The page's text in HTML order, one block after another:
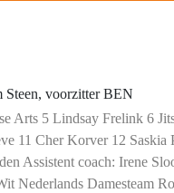
Arts 5 Lindsay Frelink 6
11 Cher Korver 12
Assistent coach: Irene
Nederlands Damesteam